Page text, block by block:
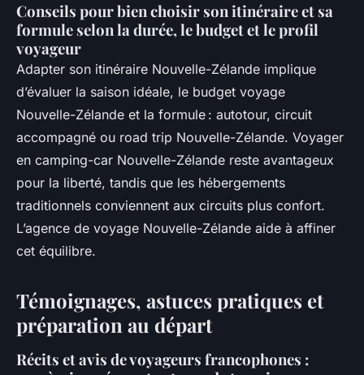
Conseils pour bien choisir son itinéraire et sa
formule selon la durée, le budget et le profil
voyageur
Adapter son itinéraire Nouvelle-Zélande implique
d’évaluer la saison idéale, le budget voyage
Nouvelle-Zélande et la formule : autotour, circuit
accompagné ou road trip Nouvelle-Zélande. Voyager
en camping-car Nouvelle-Zélande reste avantageux
pour la liberté, tandis que les hébergements
traditionnels conviennent aux circuits plus confort.
L’agence de voyage Nouvelle-Zélande aide à affiner
cet équilibre.
Témoignages, astuces pratiques et
préparation au départ
Récits et avis de voyageurs francophones :